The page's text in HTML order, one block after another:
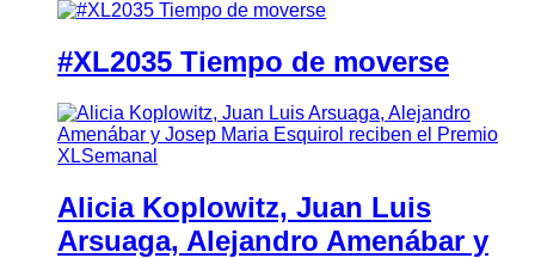
#XL2035 Tiempo de moverse
Alicia Koplowitz, Juan Luis
Arsuaga, Alejandro Amenábar y